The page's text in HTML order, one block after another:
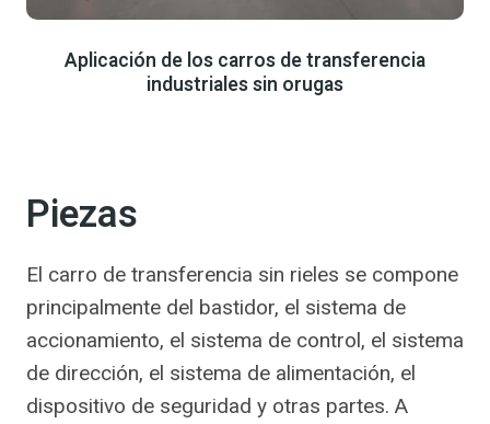
Aplicación de los carros de transferencia
industriales sin orugas
Piezas
El carro de transferencia sin rieles se compone
principalmente del bastidor, el sistema de
accionamiento, el sistema de control, el sistema
de dirección, el sistema de alimentación, el
dispositivo de seguridad y otras partes. A